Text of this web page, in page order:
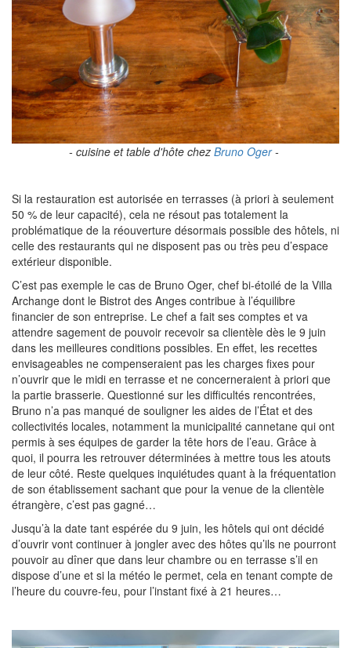
- cuisine et table d'hôte chez Bruno Oger-
Si la restauration est autorisée en terrasses (à priori à seulement
50 % de leur capacité), cela ne résout pas totalement la
problématique de la réouverture désormais possible des hôtels, ni
celle des restaurants qui ne disposent pas ou très peu d’espace
extérieur disponible.
C’est pas exemple le cas de Bruno Oger, chef bi-étoilé de la Villa
Archange dont le Bistrot des Anges contribue à l’équilibre
financier de son entreprise. Le chef a fait ses comptes et va
attendre sagement de pouvoir recevoir sa clientèle dès le 9 juin
dans les meilleures conditions possibles. En effet, les recettes
envisageables ne compenseraient pas les charges fixes pour
n’ouvrir que le midi en terrasse et ne concerneraient à priori que
la partie brasserie. Questionné sur les difficultés rencontrées,
Bruno n’a pas manqué de souligner les aides de l’État et des
collectivités locales, notamment la municipalité cannetane qui ont
permis à ses équipes de garder la tête hors de l’eau. Grâce à
quoi, il pourra les retrouver déterminées à mettre tous les atouts
de leur côté. Reste quelques inquiétudes quant à la fréquentation
de son établissement sachant que pour la venue de la clientèle
étrangère, c’est pas gagné…
Jusqu’à la date tant espérée du 9 juin, les hôtels qui ont décidé
d’ouvrir vont continuer à jongler avec des hôtes qu’ils ne pourront
pouvoir au dîner que dans leur chambre ou en terrasse s’il en
dispose d’une et si la météo le permet, cela en tenant compte de
l’heure du couvre-feu, pour l’instant fixé à 21 heures…